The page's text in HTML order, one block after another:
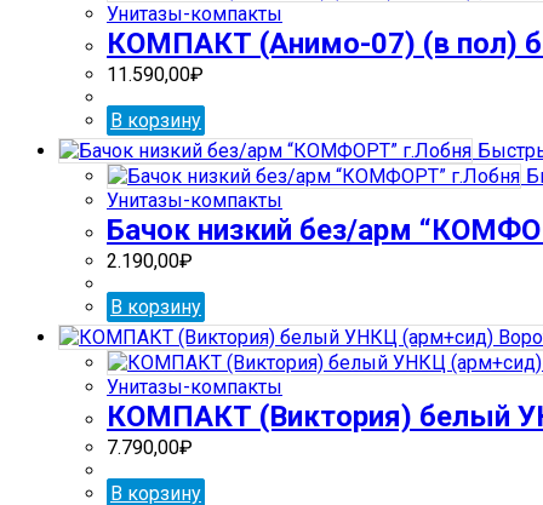
Унитазы-компакты
КОМПАКТ (Анимо-07) (в пол)
11.590,00₽
В корзину
Унитазы-компакты
Бачок низкий без/арм
2.190,00₽
В корзину
Унитазы-компакты
КОМПАКТ (Виктория) белый
7.790,00₽
В корзину